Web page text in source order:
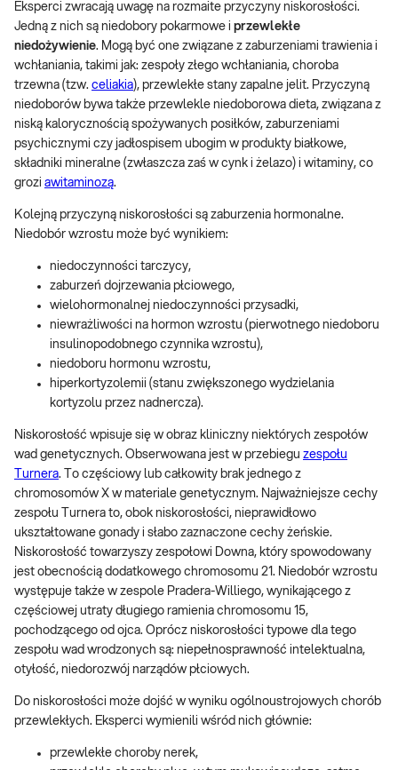
Eksperci zwracają uwagę na rozmaite przyczyny niskorosłości.
Jedną z nich są niedobory pokarmowe i przewlekłe
niedożywienie. Mogą być one związane z zaburzeniami trawienia i
wchłaniania, takimi jak: zespoły złego wchłaniania, choroba
trzewna (tzw. celiakia), przewlekłe stany zapalne jelit. Przyczyną
niedoborów bywa także przewlekle niedoborowa dieta, związana z
niską kalorycznością spożywanych posiłków, zaburzeniami
psychicznymi czy jadłospisem ubogim w produkty białkowe,
składniki mineralne (zwłaszcza zaś w cynk i żelazo) i witaminy, co
grozi awitaminozą.
Kolejną przyczyną niskorosłości są zaburzenia hormonalne.
Niedobór wzrostu może być wynikiem:
niedoczynności tarczycy,
zaburzeń dojrzewania płciowego,
wielohormonalnej niedoczynności przysadki,
niewrażliwości na hormon wzrostu (pierwotnego niedoboru
insulinopodobnego czynnika wzrostu),
niedoboru hormonu wzrostu,
hiperkortyzolemii (stanu zwiększonego wydzielania
kortyzolu przez nadnercza).
Niskorosłość wpisuje się w obraz kliniczny niektórych zespołów
wad genetycznych. Obserwowana jest w przebiegu zespołu
Turnera. To częściowy lub całkowity brak jednego z
chromosomów X w materiale genetycznym. Najważniejsze cechy
zespołu Turnera to, obok niskorosłości, nieprawidłowo
ukształtowane gonady i słabo zaznaczone cechy żeńskie.
Niskorosłość towarzyszy zespołowi Downa, który spowodowany
jest obecnością dodatkowego chromosomu 21. Niedobór wzrostu
występuje także w zespole Pradera-Williego, wynikającego z
częściowej utraty długiego ramienia chromosomu 15,
pochodzącego od ojca. Oprócz niskorosłości typowe dla tego
zespołu wad wrodzonych są: niepełnosprawność intelektualna,
otyłość, niedorozwój narządów płciowych.
Do niskorosłości może dojść w wyniku ogólnoustrojowych chorób
przewlekłych. Eksperci wymienili wśród nich głównie:
przewlekłe choroby nerek,